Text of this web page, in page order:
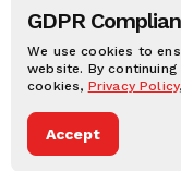
GDPR
We use cookies to
website. By
cookies, Privacy Policy
Accept
LON IN
ป